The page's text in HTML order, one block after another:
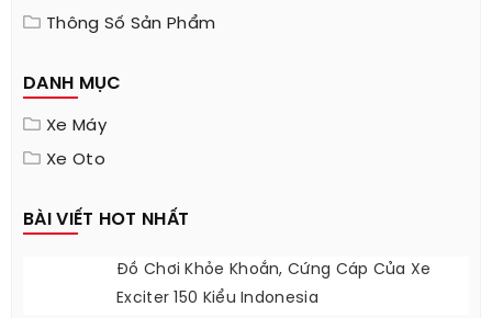
Thông Số Sản Phẩm
DANH MỤC
Xe Máy
Xe Oto
BÀI VIẾT HOT NHẤT
Đồ Chơi Khỏe Khoắn, Cứng Cáp Của Xe
Exciter 150 Kiểu Indonesia